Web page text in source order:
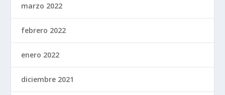
marzo 2022
febrero 2022
enero 2022
diciembre 2021